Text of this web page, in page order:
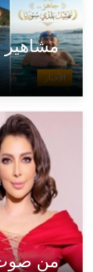
الأخبار
مشاهير
من صوت